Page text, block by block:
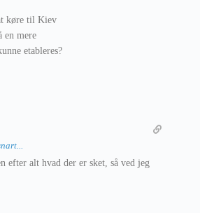
køre til Kiev
en mere
etableres?
efter alt hvad der er sket, så ved jeg